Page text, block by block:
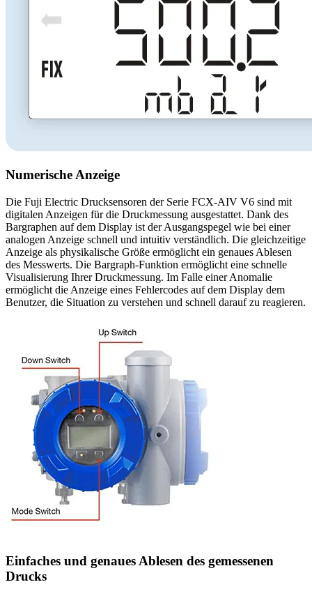
Numerische Anzeige
Die Fuji Electric Drucksensoren der Serie FCX-AIV V6 sind mit
digitalen Anzeigen für die Druckmessung ausgestattet. Dank des
Bargraphen auf dem Display ist der Ausgangspegel wie bei einer
analogen Anzeige schnell und intuitiv verständlich. Die gleichzeitige
Anzeige als physikalische Größe ermöglicht ein genaues Ablesen
des Messwerts. Die Bargraph-Funktion ermöglicht eine schnelle
Visualisierung Ihrer Druckmessung. Im Falle einer Anomalie
ermöglicht die Anzeige eines Fehlercodes auf dem Display dem
Benutzer, die Situation zu verstehen und schnell darauf zu reagieren.
Einfaches und genaues Ablesen des gemessenen
Drucks